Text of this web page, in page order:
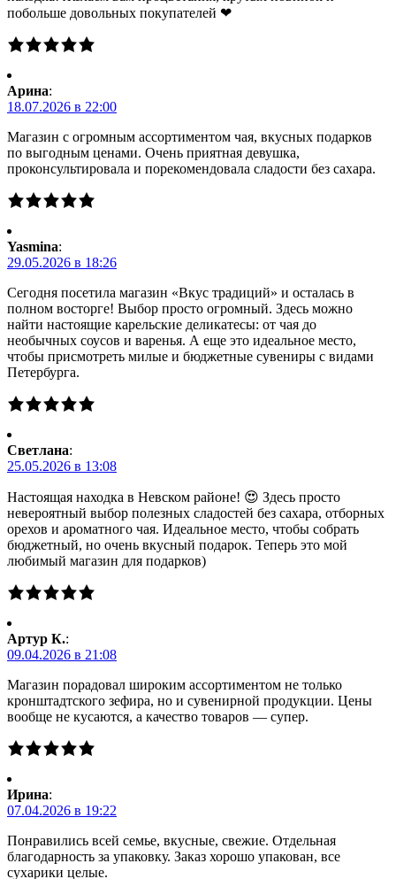
побольше довольных покупателей ❤
Арина:
18.07.2026 в 22:00
Магазин с огромным ассортиментом чая, вкусных подарков
по выгодным ценами. Очень приятная девушка,
проконсультировала и порекомендовала сладости без сахара.
Yasmina:
29.05.2026 в 18:26
Сегодня посетила магазин «Вкус традиций» и осталась в
полном восторге! Выбор просто огромный. Здесь можно
найти настоящие карельские деликатесы: от чая до
необычных соусов и варенья. А еще это идеальное место,
чтобы присмотреть милые и бюджетные сувениры с видами
Петербурга.
Светлана:
25.05.2026 в 13:08
Настоящая находка в Невском районе! 😍 Здесь просто
невероятный выбор полезных сладостей без сахара, отборных
орехов и ароматного чая. Идеальное место, чтобы собрать
бюджетный, но очень вкусный подарок. Теперь это мой
любимый магазин для подарков)
Артур К.:
09.04.2026 в 21:08
Магазин порадовал широким ассортиментом не только
кронштадтского зефира, но и сувенирной продукции. Цены
вообще не кусаются, а качество товаров — супер.
Ирина:
07.04.2026 в 19:22
Понравились всей семье, вкусные, свежие. Отдельная
благодарность за упаковку. Заказ хорошо упакован, все
сухарики целые.